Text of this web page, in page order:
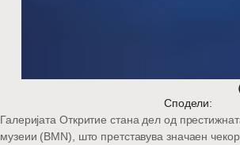
Сподели:
Галеријата Откритие стана дел од
музеии (BMN), што претставува значаен